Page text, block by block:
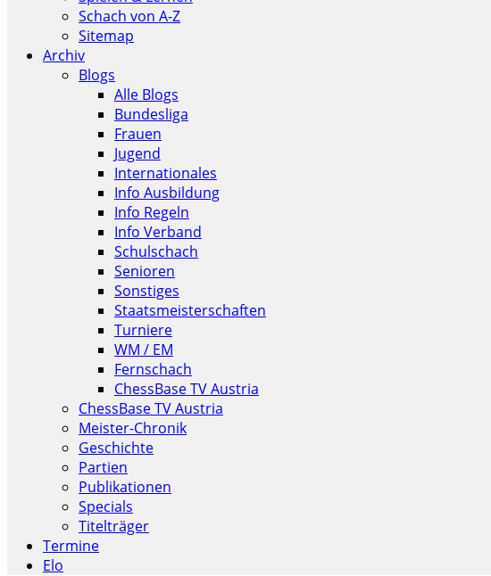
Schach von A-Z
Sitemap
Archiv
Blogs
Alle Blogs
Bundesliga
Frauen
Jugend
Internationales
Info Ausbildung
Info Regeln
Info Verband
Schulschach
Senioren
Sonstiges
Staatsmeisterschaften
Turniere
WM / EM
Fernschach
ChessBase TV Austria
ChessBase TV Austria
Meister-Chronik
Geschichte
Partien
Publikationen
Specials
Titelträger
Termine
Elo